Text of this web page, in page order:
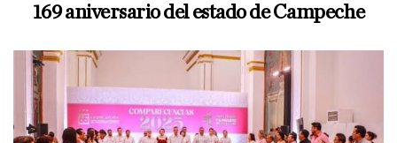
169 aniversario del estado de Campeche